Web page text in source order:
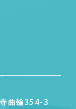
曲輪354-3